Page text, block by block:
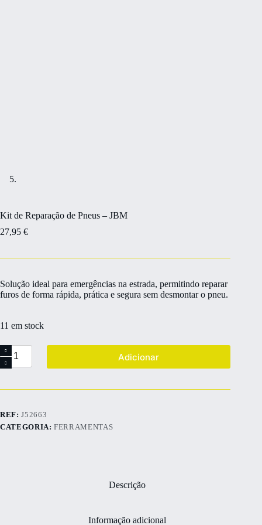
Kit de Reparação de Pneus – JBM
27,95 €
Solução ideal para emergências na estrada, permitindo reparar
furos de forma rápida, prática e segura sem desmontar o pneu.
11 em stock
Adicionar
REF:J52663
CATEGORIA:FERRAMENTAS
Descrição
Informação adicional